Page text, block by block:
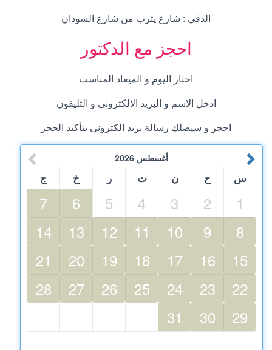
الدقي : شارع يثرب من شارع السودان
احجز مع الدكتور
اختار اليوم و الميعاد المناسب
ادخل الاسم و البريد الالكترونى و التليفون
احجز و سيصلك رسالة بريد الكترونى بتأكيد الحجز
أغسطس 2026
س ح ن ث ر خ ج
1
2
3
4
5
6
7
8
9
10
11
12
13
14
15
16
17
18
19
20
21
22
23
24
25
26
27
28
29
30
31